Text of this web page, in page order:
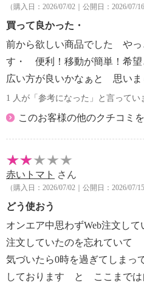
（購入日：2026/07/02｜公開日：2026/07/16
買って良かった・
前から欲しい商品でした やっ
す・ 便利！移動が簡単！希
広い方が良いかなぁと 思いま
1 人が「参考になった」と言ってい
このお客様の他のクチコミ
赤いトマト さん
（購入日：2026/07/02｜公開日：2026/07/15
どう使おう
オンエア中思わずWeb注文し
注文していたのを忘れていて
気づいたら0時を過ぎてしまっ
しております と ここまでは